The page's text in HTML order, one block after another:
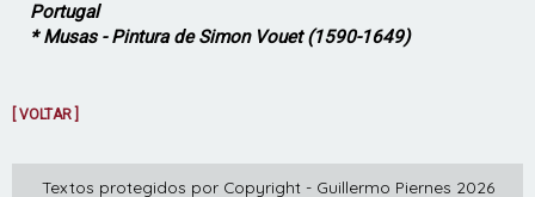
Portugal
* Musas - Pintura de Simon Vouet (1590-1649)
[ VOLTAR ]
Textos protegidos por Copyright - Guillermo Piernes 2026